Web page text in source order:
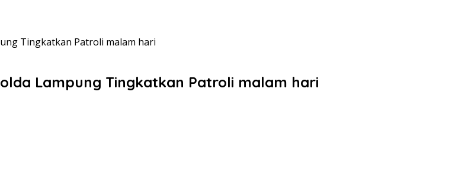
Tingkatkan Patroli malam hari
Lampung Tingkatkan Patroli malam hari